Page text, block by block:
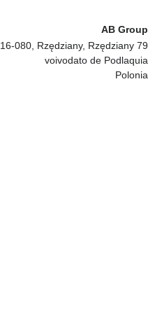
AB Group
16-080, Rzędziany, Rzędziany 79
voivodato de Podlaquia
Polonia